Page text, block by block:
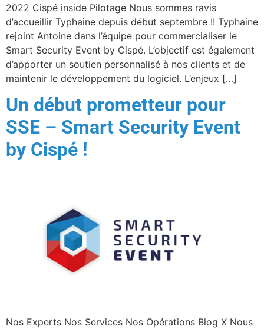
2022 Cispé inside Pilotage Nous sommes ravis
d’accueillir Typhaine depuis début septembre !! Typhaine
rejoint Antoine dans l’équipe pour commercialiser le
Smart Security Event by Cispé. L’objectif est également
d’apporter un soutien personnalisé à nos clients et de
maintenir le développement du logiciel. L’enjeux […]
Un début prometteur pour
SSE – Smart Security Event
by Cispé !
Nos Experts Nos Services Nos Opérations Blog X Nous